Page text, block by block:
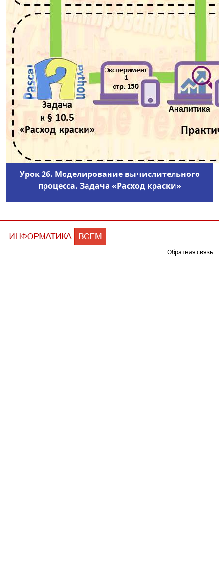
Урок 26. Моделирование вычислительного
процесса. Задача «Расход краски»
Обратная связь